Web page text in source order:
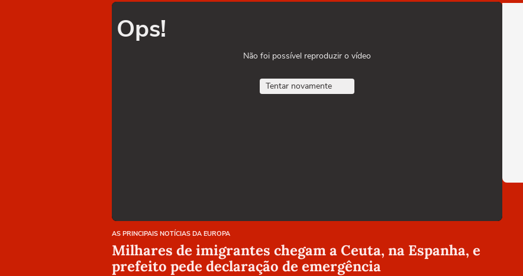
Ops!
Não foi possível reproduzir o vídeo
Tentar novamente
AS PRINCIPAIS NOTÍCIAS DA EUROPA
Milhares de imigrantes chegam a Ceuta, na Espanha, e
prefeito pede declaração de emergência